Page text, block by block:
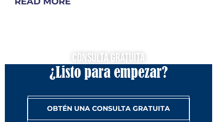
Consulta Gratuita
¿Listo para empezar?
OBTÉN UNA CONSULTA GRATUITA